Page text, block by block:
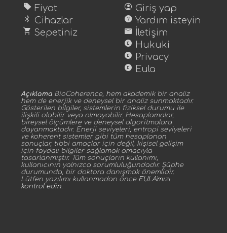
sell Fiyat
bluetooth Cihazlar
shopping_cart Sepetiniz
account_circle Giriş yap
help Yardım isteyin
mail İletişim
copyright Hukuki
copyright Privacy
copyright Eula
Açıklama BioCoherence, hem akademik bir analiz
hem de enerjik ve deneysel bir analiz sunmaktadır.
Gösterilen bilgiler, sistemlerin fiziksel durumu ile
ilişkili olabilir veya olmayabilir. Hesaplamalar,
bireysel ölçümlere ve deneysel algoritmalara
dayanmaktadır. Enerji seviyeleri, entropi seviyeleri
ve koherent sistemler gibi tüm hesaplanan
sonuçlar, tıbbi amaçlar için değil, kişisel gelişim
için faydalı bilgiler sağlamak amacıyla
tasarlanmıştır. Tüm sonuçların kullanımı,
kullanıcının yalnızca sorumluluğundadır. Şüphe
durumunda, bir doktora danışmak önemlidir.
Lütfen yazılımı kullanmadan önce EULA'mızı
kontrol edin.